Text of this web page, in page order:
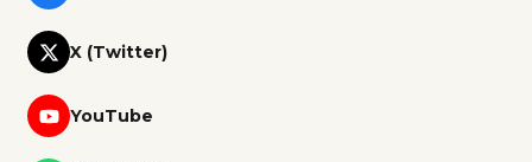
X (Twitter)
YouTube